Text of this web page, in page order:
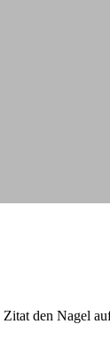
Zitat den Nagel